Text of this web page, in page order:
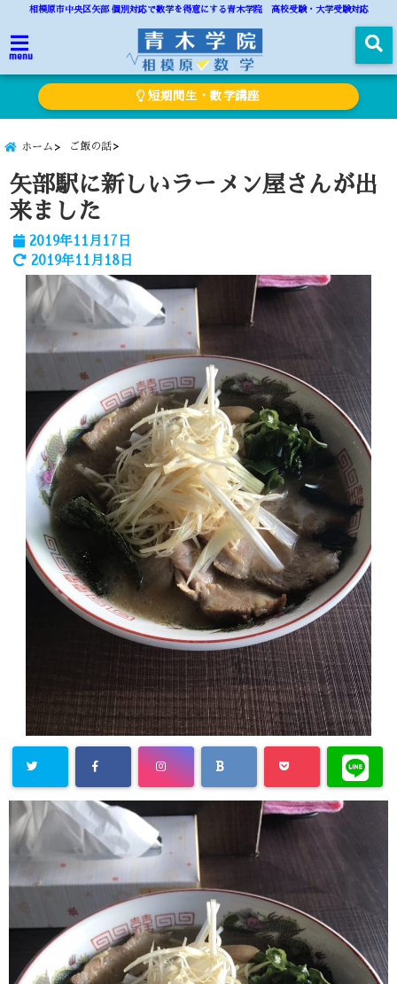
相模原市中央区矢部 個別対応で数学を得意にする青木学院 高校受験・大学受験対応
menu
短期間生・数学講座
ホーム ご飯の話
矢部駅に新しいラーメン屋さんが出
来ました
2019年11月17日
2019年11月18日